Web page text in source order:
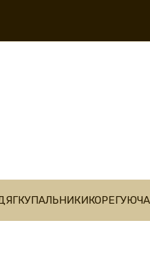
КУПАЛЬНИКИ